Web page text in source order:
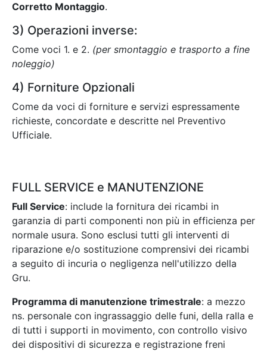
Corretto Montaggio.
3) Operazioni inverse:
Come voci 1. e 2. (per smontaggio e trasporto a fine
noleggio)
4) Forniture Opzionali
Come da voci di forniture e servizi espressamente
richieste, concordate e descritte nel Preventivo
Ufficiale.
FULL SERVICE e MANUTENZIONE
Full Service: include la fornitura dei ricambi in
garanzia di parti componenti non più in efficienza per
normale usura. Sono esclusi tutti gli interventi di
riparazione e/o sostituzione comprensivi dei ricambi
a seguito di incuria o negligenza nell'utilizzo della
Gru.
Programma di manutenzione trimestrale: a mezzo
ns. personale con ingrassaggio delle funi, della ralla e
di tutti i supporti in movimento, con controllo visivo
dei dispositivi di sicurezza e registrazione freni